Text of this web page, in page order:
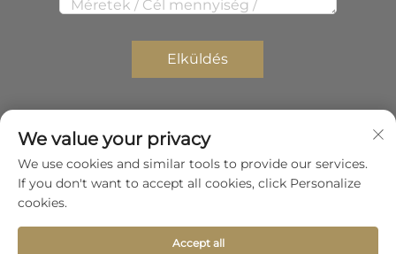
Elküldés
Copyright © 2026 Shenzhen Zhongda Composites Co.,
Ltd. Minden jog fenntartva.
Adatvédelmi
irányelv
Görgessen a tetejére
We value your privacy
We use cookies and similar tools to provide our services.
If you don't want to accept all cookies, click Personalize
cookies.
Accept all